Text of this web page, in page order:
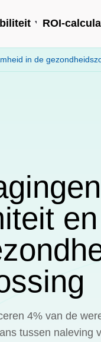
ROI-
in de
4% van de
tussen naleving